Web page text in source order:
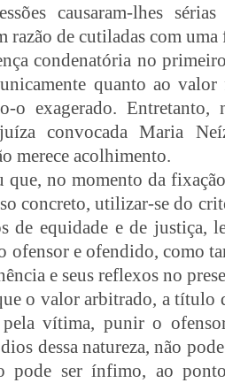
causaram-lhes
razão de cutiladas com uma
condenatória no
quanto ao
o exagerado.
convocada Maria
merece acolhimento.
que, no momento da
concreto, utilizar-se do
de equidade e de justiça,
ofensor e ofendido, como
e seus reflexos no
o valor arbitrado, a título
vítima, punir o
dessa natureza, não
pode ser ínfimo, ao